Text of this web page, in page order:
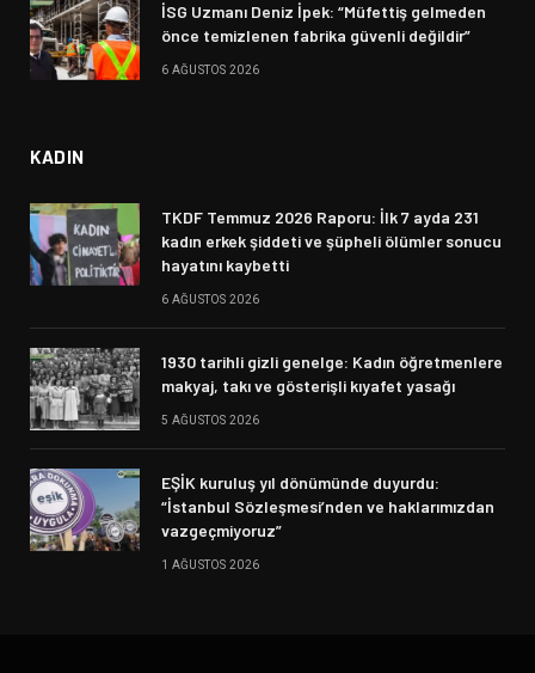
İSG Uzmanı Deniz İpek: “Müfettiş gelmeden
önce temizlenen fabrika güvenli değildir”
6 AĞUSTOS 2026
KADIN
TKDF Temmuz 2026 Raporu: İlk 7 ayda 231
kadın erkek şiddeti ve şüpheli ölümler sonucu
hayatını kaybetti
6 AĞUSTOS 2026
1930 tarihli gizli genelge: Kadın öğretmenlere
makyaj, takı ve gösterişli kıyafet yasağı
5 AĞUSTOS 2026
EŞİK kuruluş yıl dönümünde duyurdu:
“İstanbul Sözleşmesi’nden ve haklarımızdan
vazgeçmiyoruz”
1 AĞUSTOS 2026